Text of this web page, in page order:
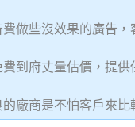
做些沒效果的廣告
到府丈量估價，提供
廠商是不怕客戶來